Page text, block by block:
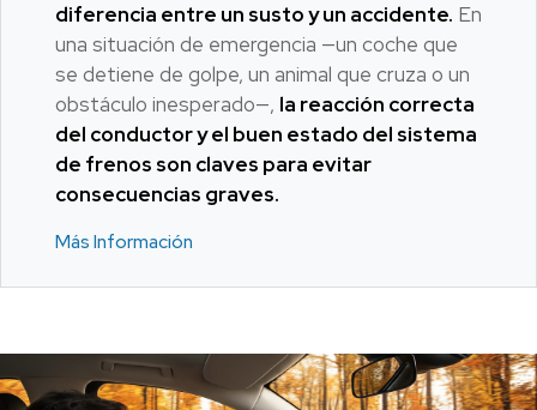
diferencia entre un susto y un accidente. En
una situación de emergencia —un coche que
se detiene de golpe, un animal que cruza o un
obstáculo inesperado—, la reacción correcta
del conductor y el buen estado del sistema
de frenos son claves para evitar
consecuencias graves.
Más Información